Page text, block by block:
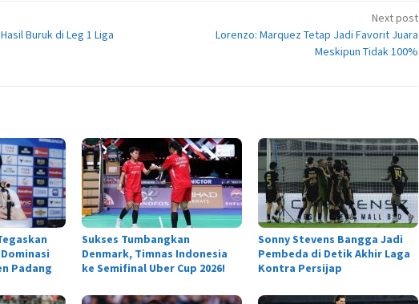
Buruk di Leg 1 Liga
Next post
Lorenzo: Marquez Tetap Jadi Favorit Juara
Meskipun Tidak 100%
Padang
Sukses Tumbangkan
Denmark, Timnas Indonesia
ke Semifinal Uber Cup 2026!
Sonny Stevens Bangga Jadi
Pembeda di Detik Akhir Laga
Kontra Persijap